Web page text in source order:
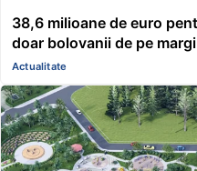
38,6 milioane de euro
doar bolovanii de pe
Actualitate